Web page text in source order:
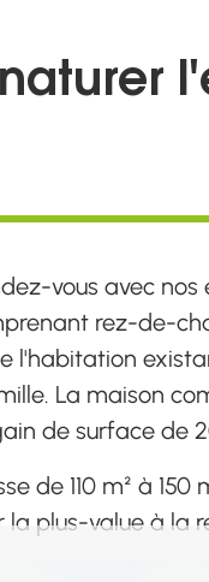
vous avec
rez-de-
l'habitation
La maison
de surface de
de 110 m² à
plus-value à la